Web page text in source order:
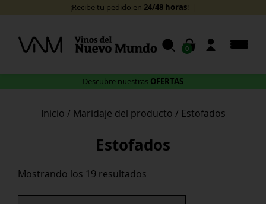
content
Descubre nuestras OFERTAS
¡Recibe tu pedido en 24/48 horas!
0
Inicio / Maridaje del producto / Estofados
Estofados
Mostrando los 19 resultados